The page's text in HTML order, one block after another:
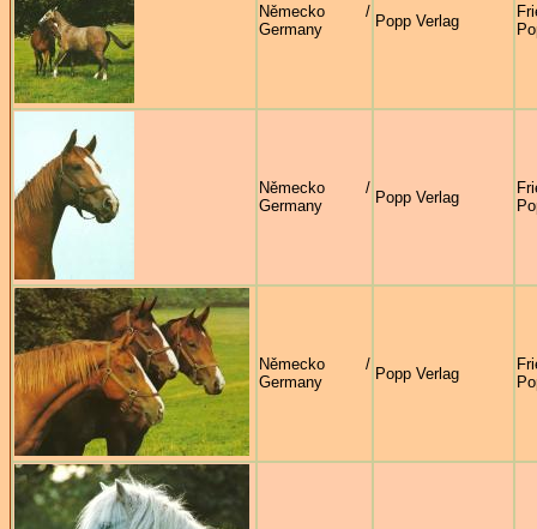
Německo /
Germany
Popp Verlag
Německo /
Germany
Popp Verlag
Německo /
Germany
Popp Verlag